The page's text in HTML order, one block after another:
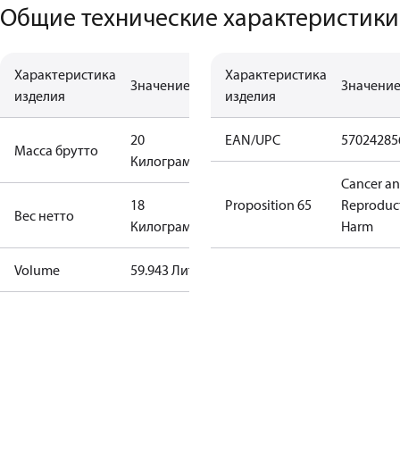
Общие технические характеристики
Характеристика
изделия
Значение
Масса брутто
20
Килограмм
Вес нетто
18
Килограмм
Volume 59.943 Литр
Характеристика
изделия
Значение
EAN/UPC
Proposition 65
Cancer
Harm